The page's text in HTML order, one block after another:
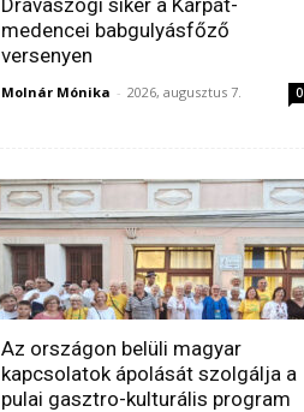
medencei babgulyásfőző
versenyen
Molnár Mónika - 2026, augusztus 7. 0
Az országon belüli magyar
kapcsolatok ápolását szolgálja a
pulai gasztro-kulturális program